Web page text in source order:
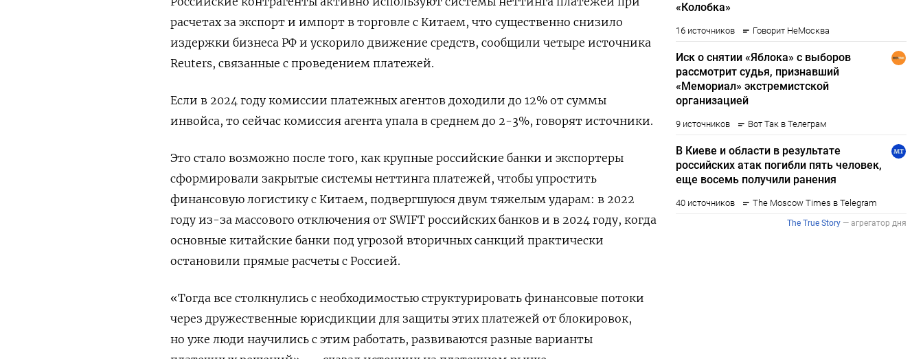
расчетах за экспорт и импорт в торговле с Китаем, что существенно снизило
издержки бизнеса РФ и ускорило движение средств, сообщили четыре источника
Reuters, связанные с проведением платежей.
Если в 2024 году комиссии платежных агентов доходили до 12% от суммы
инвойса, то сейчас комиссия агента упала в среднем до 2-3%, говорят источники.
Это стало возможно после того, как крупные российские банки и экспортеры
сформировали закрытые системы неттинга платежей, чтобы упростить
финансовую логистику с Китаем, подвергшуюся двум тяжелым ударам: в 2022
году из-за массового отключения от SWIFT российских банков и в 2024 году, когда
основные китайские банки под угрозой вторичных санкций практически
остановили прямые расчеты с Россией.
«Тогда все столкнулись с необходимостью структурировать финансовые потоки
через дружественные юрисдикции для защиты этих платежей от блокировок,
но уже люди научились с этим работать, развиваются разные варианты